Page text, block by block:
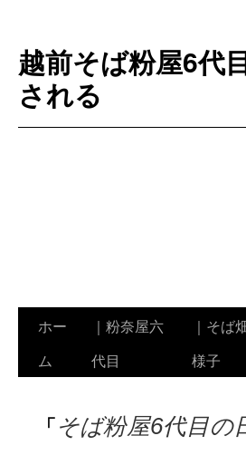
越前そば粉屋6代
される
ホー
ム
｜粉奈屋六
代目
｜そば
様子
「そば粉屋6代目の